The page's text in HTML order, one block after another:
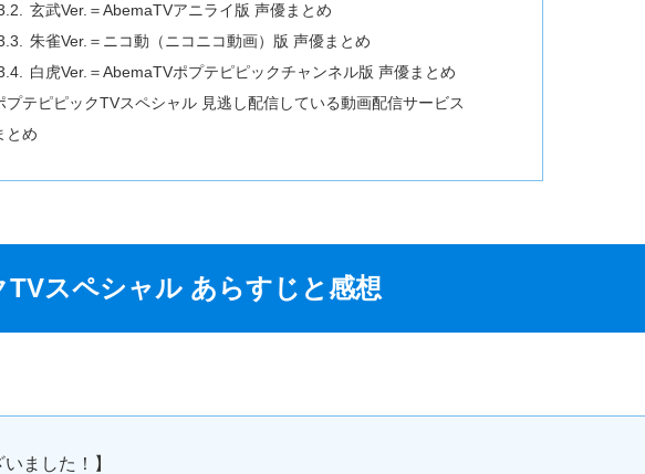
玄武Ver.＝AbemaTVアニライ版 声優まとめ
朱雀Ver.＝ニコ動（ニコニコ動画）版 声優まとめ
白虎Ver.＝AbemaTVポプテピピックチャンネル版 声優まとめ
プテピピックTVスペシャル 見逃し配信している動画配信サービス
とめ
スペシャル あらすじと感想
ました！】